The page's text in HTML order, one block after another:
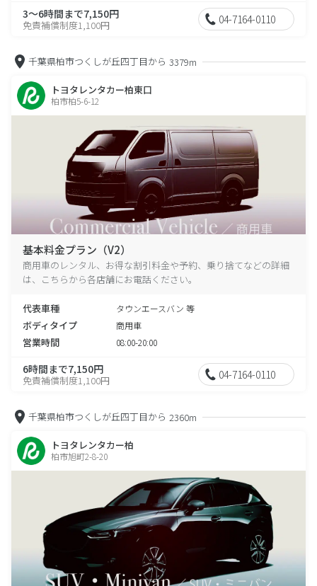
3～6時間まで7,150円
免責補償制度1,100円 04-7164-0110
千葉県柏市つくしが丘四丁目から 3379m
トヨタレンタカー柏東口
柏市柏5-6-12
基本料金プラン（V2）
商用車のレンタル、お得な割引料金や予約、乗り捨てなどの詳細
は、こちらから各店舗にお電話ください。
代表車種 タウンエースバン 等
ボディタイプ 商用車
営業時間 08:00-20:00
6時間まで7,150円
免責補償制度1,100円 04-7164-0110
千葉県柏市つくしが丘四丁目から 2360m
トヨタレンタカー柏
柏市旭町2-8-20